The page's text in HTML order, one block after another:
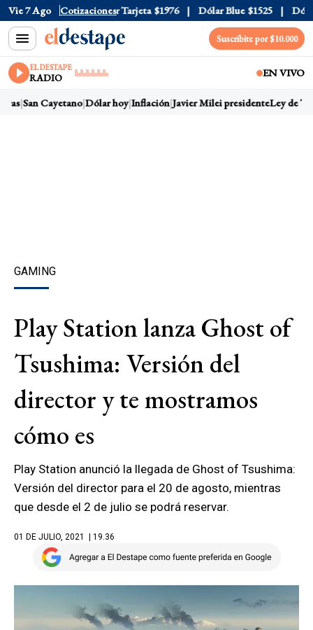
Vie 7 Ago Cotizaciones
Oficial $1520 Dólar Tarjeta $1976 Dólar Blue $1525 Dólar
Suscribite por $10.000
EL DESTAPE
RADIO EN VIVO
San Cayetano Dólar hoy Inflación Javier Milei presidenteLey de
GAMING
Play Station lanza Ghost of
Tsushima: Versión del
director y te mostramos
cómo es
Play Station anunció la llegada de Ghost of Tsushima:
Versión del director para el 20 de agosto, mientras
que desde el 2 de julio se podrá reservar.
01 DE JULIO, 2021 | 19.36